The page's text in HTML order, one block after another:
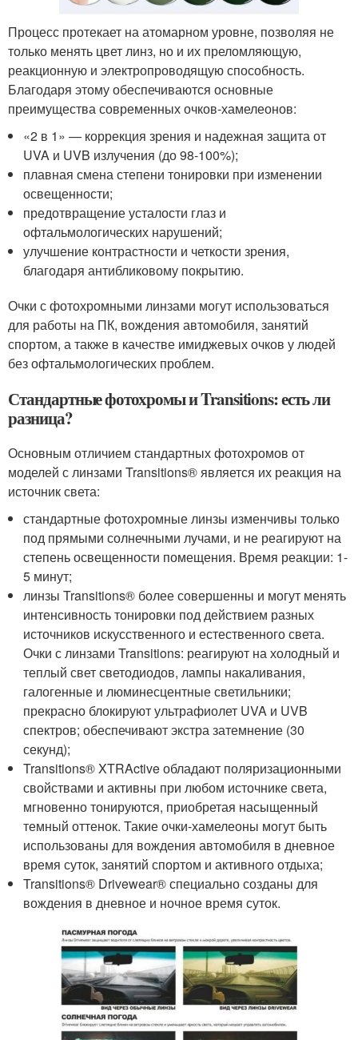
Процесс протекает на атомарном уровне, позволяя не
только менять цвет линз, но и их преломляющую,
реакционную и электропроводящую способность.
Благодаря этому обеспечиваются основные
преимущества современных очков-хамелеонов:
«2 в 1» — коррекция зрения и надежная защита от
UVA и UVB излучения (до 98-100%);
плавная смена степени тонировки при изменении
освещенности;
предотвращение усталости глаз и
офтальмологических нарушений;
улучшение контрастности и четкости зрения,
благодаря антибликовому покрытию.
Очки с фотохромными линзами могут использоваться
для работы на ПК, вождения автомобиля, занятий
спортом, а также в качестве имиджевых очков у людей
без офтальмологических проблем.
Стандартные фотохромы и Transitions: есть ли
разница?
Основным отличием стандартных фотохромов от
моделей с линзами Transitions® является их реакция на
источник света:
стандартные фотохромные линзы изменчивы только
под прямыми солнечными лучами, и не реагируют на
степень освещенности помещения. Время реакции: 1-
5 минут;
линзы Transitions® более совершенны и могут менять
интенсивность тонировки под действием разных
источников искусственного и естественного света.
Очки с линзами Transitions: реагируют на холодный и
теплый свет светодиодов, лампы накаливания,
галогенные и люминесцентные светильники;
прекрасно блокируют ультрафиолет UVA и UVB
спектров; обеспечивают экстра затемнение (30
секунд);
Transitions® XTRActive обладают поляризационными
свойствами и активны при любом источнике света,
мгновенно тонируются, приобретая насыщенный
темный оттенок. Такие очки-хамелеоны могут быть
использованы для вождения автомобиля в дневное
время суток, занятий спортом и активного отдыха;
Transitions® Drivewear® специально созданы для
вождения в дневное и ночное время суток.